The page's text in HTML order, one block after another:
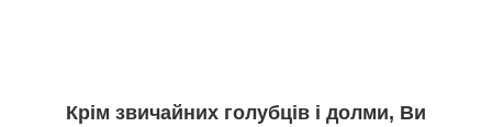
Крім звичайних голубців і долми, Ви